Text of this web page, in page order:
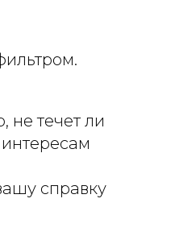
не течет ли
справку